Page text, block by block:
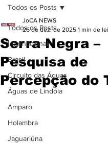
Todos os Posts
Internacional
Brasil
Circuito das Águas
Águas de Lindóia
Amparo
Holambra
Jaguariúna
Todos os Posts
Serra Negra –
Pesquisa de
Percepção do
JoCA NEWS
26 de dez. de 2025 1 min de